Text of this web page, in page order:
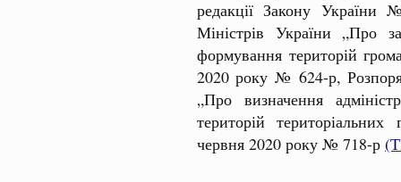
редакції Закону України
Міністрів України „Про
формування територій
2020 року № 624-р,
„Про визначення
територій
червня 2020 року № 718-р